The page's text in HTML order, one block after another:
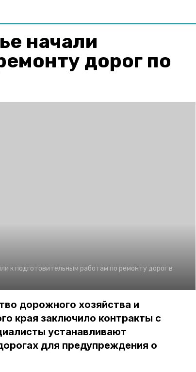
начали
дорог по
к подготовительным работам по ремонту дорог в
дорожного хозяйства и
края заключило контракты с
устанавливают
для предупреждения о